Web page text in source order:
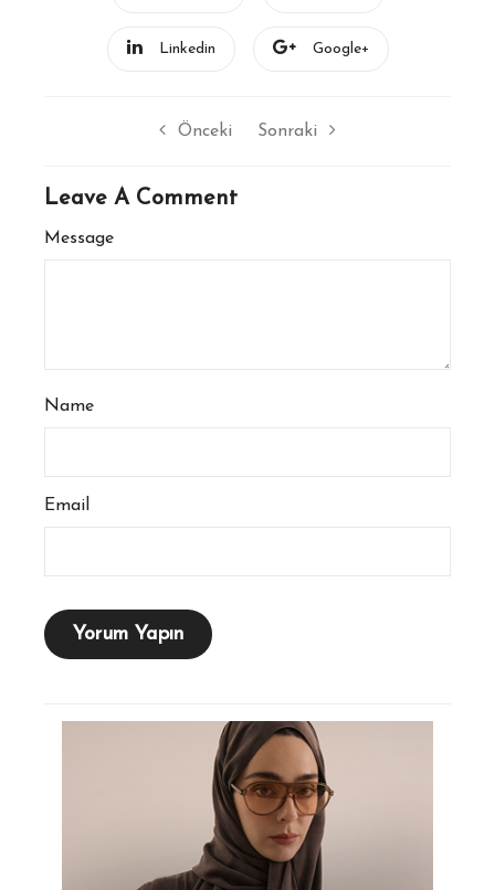
Linkedin Google+
Önceki Sonraki
Leave A Comment
Message
Name
Email